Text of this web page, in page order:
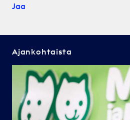
Jaa
Ajankohtaista